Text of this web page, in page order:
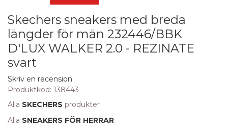
Skechers sneakers med breda
längder för män 232446/BBK
D'LUX WALKER 2.0 - REZINATE
svart
Skriv en recension
Produktkod: 138443
Alla SKECHERS produkter
Alla SNEAKERS FÖR HERRAR